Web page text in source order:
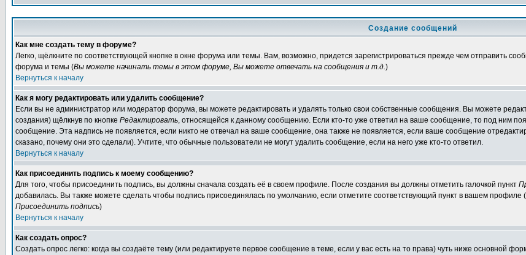
Создание сообщений
Как мне создать тему в форуме?
Легко, щёлкните по соответствующей кнопке в окне форума или темы. Вам, возможно, придется зарегистрироваться прежде чем отправить
форума и темы (Вы можете начинать темы в этом форуме, Вы можете отвечать на сообщения и т.д.)
Вернуться к началу
Как я могу редактировать или удалить сообщение?
Если вы не администратор или модератор форума, вы можете редактировать и удалять только свои собственные сообщения. Вы можете
создания) щёлкнув по кнопке Редактировать, относящейся к данному сообщению. Если кто-то уже ответил на ваше сообщение, то под ним
сообщение. Эта надпись не появляется, если никто не отвечал на ваше сообщение, она также не появляется, если ваше сообщение
сказано, почему они это сделали). Учтите, что обычные пользователи не могут удалить сообщение, если на него уже кто-то ответил.
Вернуться к началу
Как присоединить подпись к моему сообщению?
Для того, чтобы присоединить подпись, вы должны сначала создать её в своем профиле. После создания вы должны отметить галочкой пункт
добавилась. Вы также можете сделать чтобы подпись присоединялась по умолчанию, если отметите соответствующий пункт в вашем
Присоединить подпись)
Вернуться к началу
Как создать опрос?
Создать опрос легко: когда вы создаёте тему (или редактируете первое сообщение в теме, если у вас есть на то права) чуть ниже основной